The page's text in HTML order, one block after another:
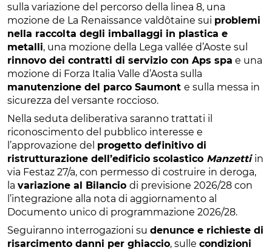
sulla variazione del percorso della linea 8, una
mozione de La Renaissance valdôtaine sui problemi
nella raccolta degli imballaggi in plastica e
metalli, una mozione della Lega vallée d’Aoste sul
rinnovo dei contratti di servizio con Aps spa e una
mozione di Forza Italia Valle d’Aosta sulla
manutenzione del parco Saumont e sulla messa in
sicurezza del versante roccioso.
Nella seduta deliberativa saranno trattati il
riconoscimento del pubblico interesse e
l’approvazione del progetto definitivo di
ristrutturazione dell’edificio scolastico Manzetti in
via Festaz 27/a, con permesso di costruire in deroga,
la variazione al Bilancio di previsione 2026/28 con
l’integrazione alla nota di aggiornamento al
Documento unico di programmazione 2026/28.
Seguiranno interrogazioni su denunce e richieste di
risarcimento danni per ghiaccio, sulle condizioni